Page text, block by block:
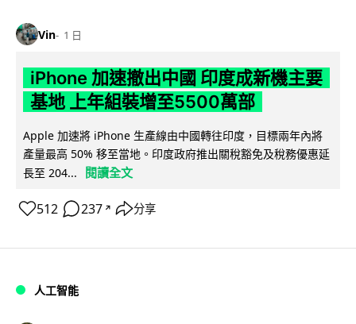
Vin 1 日
iPhone 加速撤出中國 印度成新機主要
基地 上年組裝增至5500萬部
Apple 加速將 iPhone 生產線由中國轉往印度，目標兩年內將
產量最高 50% 移至當地。印度政府推出關稅豁免及稅務優惠延
長至 204...
閱讀全文
512 237 ↗ 分享
人工智能